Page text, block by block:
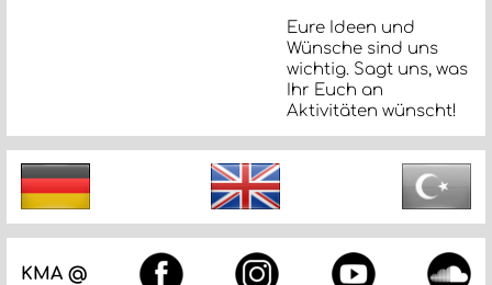
Eure Ideen und
Wünsche sind uns
wichtig. Sagt uns, was
Ihr Euch an
Aktivitäten wünscht!
KMA @